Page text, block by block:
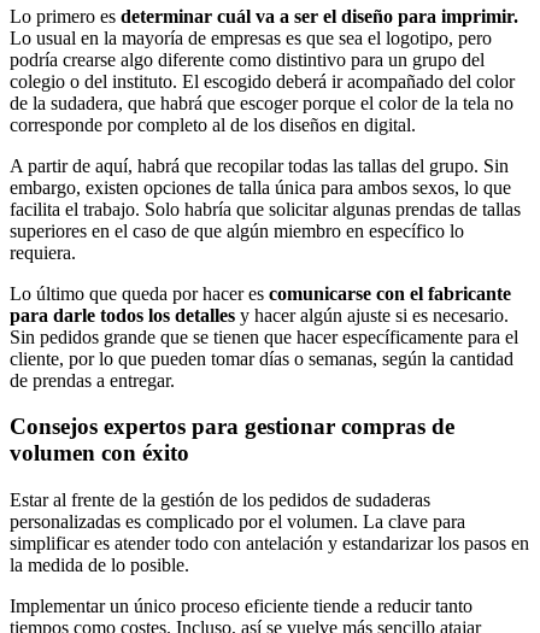
Lo primero es determinar cuál va a ser el diseño para imprimir.
Lo usual en la mayoría de empresas es que sea el logotipo, pero
podría crearse algo diferente como distintivo para un grupo del
colegio o del instituto. El escogido deberá ir acompañado del color
de la sudadera, que habrá que escoger porque el color de la tela no
corresponde por completo al de los diseños en digital.
A partir de aquí, habrá que recopilar todas las tallas del grupo. Sin
embargo, existen opciones de talla única para ambos sexos, lo que
facilita el trabajo. Solo habría que solicitar algunas prendas de tallas
superiores en el caso de que algún miembro en específico lo
requiera.
Lo último que queda por hacer es comunicarse con el fabricante
para darle todos los detalles y hacer algún ajuste si es necesario.
Sin pedidos grande que se tienen que hacer específicamente para el
cliente, por lo que pueden tomar días o semanas, según la cantidad
de prendas a entregar.
Consejos expertos para gestionar compras de
volumen con éxito
Estar al frente de la gestión de los pedidos de sudaderas
personalizadas es complicado por el volumen. La clave para
simplificar es atender todo con antelación y estandarizar los pasos en
la medida de lo posible.
Implementar un único proceso eficiente tiende a reducir tanto
tiempos como costes. Incluso, así se vuelve más sencillo atajar